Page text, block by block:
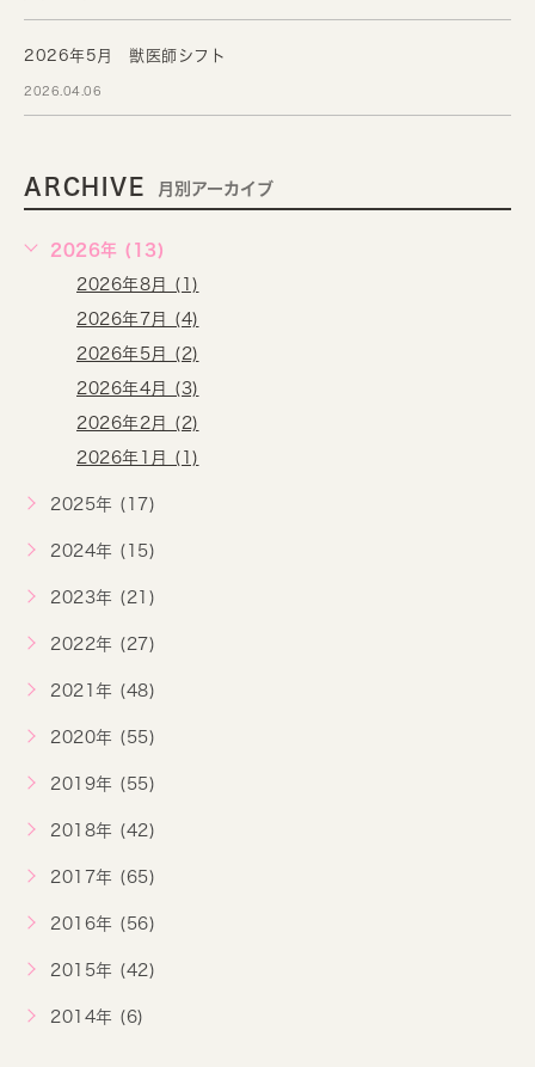
2026年5月 獣医師シフト
2026.04.06
ARCHIVE 月別アーカイブ
2026年 (13)
2026年8月 (1)
2026年7月 (4)
2026年5月 (2)
2026年4月 (3)
2026年2月 (2)
2026年1月 (1)
2025年 (17)
2024年 (15)
2023年 (21)
2022年 (27)
2021年 (48)
2020年 (55)
2019年 (55)
2018年 (42)
2017年 (65)
2016年 (56)
2015年 (42)
2014年 (6)